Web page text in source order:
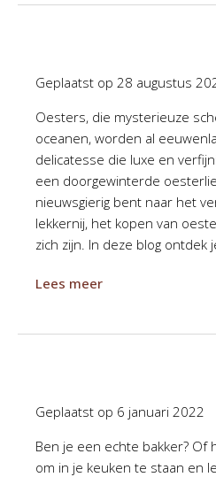
Geplaatst op 28 augustus
Oesters, die mysterieuze
oceanen, worden al
delicatesse die luxe en
een doorgewinterde
nieuwsgierig bent naar het
lekkernij, het kopen van
zich zijn. In deze blog
Lees meer
Geplaatst op 6 januari 2022
Ben je een echte bakker? Of
om in je keuken te staan en